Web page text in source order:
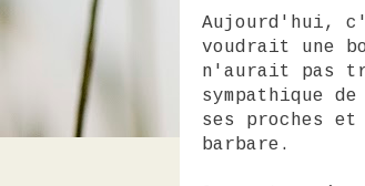
Aujourd'hui,
voudrait une
n'aurait pas
sympathique
ses proches
barbare.